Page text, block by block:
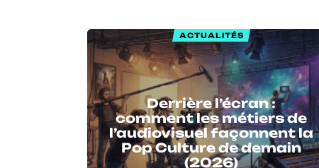
ACTUALITÉS
Derrière l’écran :
comment les métiers de
l’audiovisuel façonnent la
Pop Culture de demain
(2026)